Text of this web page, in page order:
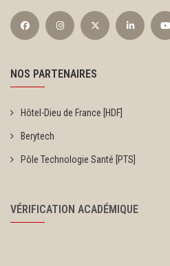
NOS PARTENAIRES
Hôtel-Dieu de France [HDF]
Berytech
Pôle Technologie Santé [PTS]
VÉRIFICATION ACADÉMIQUE